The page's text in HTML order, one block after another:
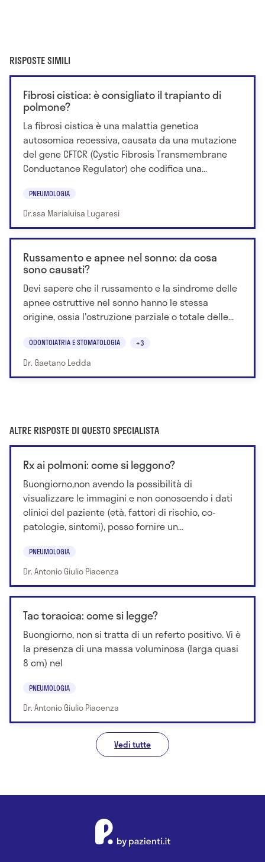
RISPOSTE SIMILI
Fibrosi cistica: è consigliato il trapianto di
polmone?
La fibrosi cistica è una malattia genetica
autosomica recessiva, causata da una mutazione
del gene CFTCR (Cystic Fibrosis Transmembrane
Conductance Regulator) che codifica una...
PNEUMOLOGIA
Dr.ssa Marialuisa Lugaresi
Russamento e apnee nel sonno: da cosa
sono causati?
Devi sapere che il russamento e la sindrome delle
apnee ostruttive nel sonno hanno le stessa
origine, ossia l'ostruzione parziale o totale delle...
ODONTOIATRIA E STOMATOLOGIA +3
Dr. Gaetano Ledda
ALTRE RISPOSTE DI QUESTO SPECIALISTA
Rx ai polmoni: come si leggono?
Buongiorno,non avendo la possibilità di
visualizzare le immagini e non conoscendo i dati
clinici del paziente (età, fattori di rischio, co-
patologie, sintomi), posso fornire un...
PNEUMOLOGIA
Dr. Antonio Giulio Piacenza
Tac toracica: come si legge?
Buongiorno, non si tratta di un referto positivo. Vi è
la presenza di una massa voluminosa (larga quasi
8 cm) nel
PNEUMOLOGIA
Dr. Antonio Giulio Piacenza
Vedi tutte